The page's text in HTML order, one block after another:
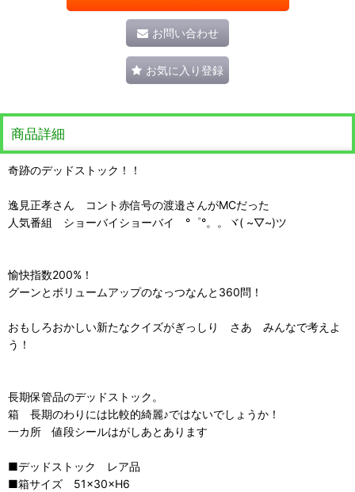
お問い合わせ
お気に入り登録
商品詳細
奇跡のデッドストック！！
逸見正孝さん コント赤信号の渡邉さんがMCだった
人気番組 ショーバイショーバイ °゜°。。ヾ( ~▽~)ツ
愉快指数200%！
グーンとボリュームアップのなっつなんと360問！
おもしろおかしい新たなクイズがぎっしり さあ みんなで考えよ
う！
長期保管品のデッドストック。
箱 長期のわりには比較的綺麗♪ではないでしょうか！
一カ所 値段シールはがしあとあります
■デッドストック レア品
■箱サイズ 51×30×H6